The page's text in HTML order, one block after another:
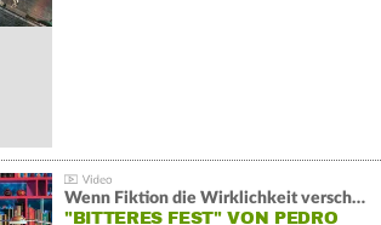
Wenn Fiktion die Wirklichkeit verschiebt:
"BITTERES FEST" VON PEDRO